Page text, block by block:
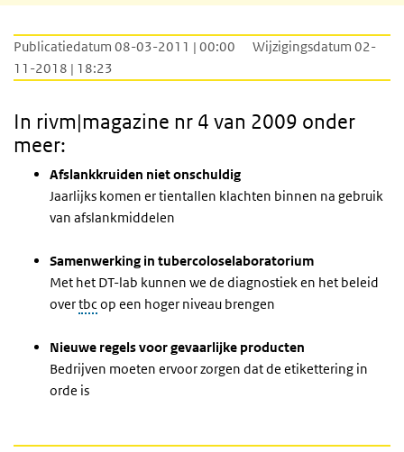
Publicatiedatum 08-03-2011 | 00:00
Wijzigingsdatum 02-
11-2018 | 18:23
In rivm|magazine nr 4 van 2009 onder
meer:
Afslankkruiden niet onschuldig
Jaarlijks komen er tientallen klachten binnen na gebruik
van afslankmiddelen
Samenwerking in tubercoloselaboratorium
Met het DT-lab kunnen we de diagnostiek en het beleid
overtbc op een hoger niveau brengen
Nieuwe regels voor gevaarlijke producten
Bedrijven moeten ervoor zorgen dat de etikettering in
orde is